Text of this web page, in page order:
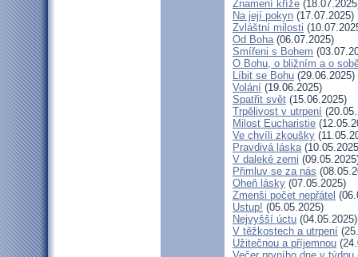
Znamení kříže
Na její pokyn (17.07.2025)
Zvláštní milosti
Od Boha(06.07.2025)
Smířeni s Bohem
O Bohu, o bližním a o
Líbit se Bohu (29.06.2025)
Volání (19.06.2025)
Spatřit svět (15.06.2025)
Trpělivost v utrpení
Milost Eucharistie
Ve chvíli zkoušky
Pravdivá láska
V daleké zemi
Přimluv se za nás
Oheň lásky (07.05.2025)
Zmenši počet nepřátel
Ustup! (05.05.2025)
Nejvyšší úctu (04.05.2025)
V těžkostech a utrpení
Užitečnou a příjemnou